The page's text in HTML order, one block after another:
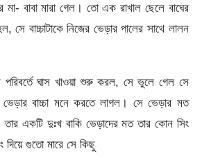
মা- বাবা মারা গেল। তো এক রাখাল ছেলে বাঘের
সে বাচ্চাটাকে নিজের ভেড়ার পালের সাথে লালন
পরিবর্তে ঘাস খাওয়া শুরু করল, সে ভুলে গেল সে
ভেড়ার বাচ্চা মনে করতে লাগল। সে ভেড়ার মত
একটি দুঃখ বাকি ভেড়াদের মত তার কোন সিং
দিয়ে গুতো মারে সে কিছু